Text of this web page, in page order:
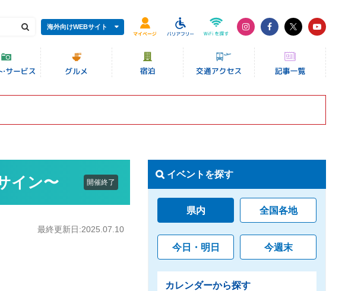
海外向けWEBサイト
イン〜 開催終了
最終更新日:2025.07.10
イベントを探す
県内 全国各地
今日・明日 今週末
カレンダーから探す